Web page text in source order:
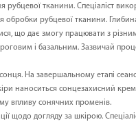
рубцевої тканини. Спеціаліст
обробки рубцевої тканини.
що дає змогу працювати з
і базальним. Зазвичай
сонця. На завершальному етапі
наноситься сонцезахисний
впливу сонячних променів.
щодо догляду за шкірою.